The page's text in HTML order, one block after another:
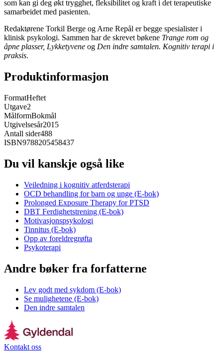
som kan gi deg økt trygghet, fleksibilitet og kraft i det terapeutiske
samarbeidet med pasienten.
Redaktørene Torkil Berge og Arne Repål er begge spesialister i
klinisk psykologi. Sammen har de skrevet bøkene Trange rom og
åpne plasser, Lykketyvene og Den indre samtalen. Kognitiv terapi i
praksis.
Produktinformasjon
FormatHeftet
Utgave2
MålformBokmål
Utgivelsesår2015
Antall sider488
ISBN9788205458437
Du vil kanskje også like
Veiledning i kognitiv atferdsterapi
OCD behandling for barn og unge (E-bok)
Prolonged Exposure Therapy for PTSD
DBT Ferdighetstrening (E-bok)
Motivasjonspsykologi
Tinnitus (E-bok)
Opp av foreldregrøfta
Psykoterapi
Andre bøker fra forfatterne
Lev godt med sykdom (E-bok)
Se mulighetene (E-bok)
Den indre samtalen
Kontakt oss